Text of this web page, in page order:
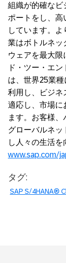
組織が的確なビ
ポートをし、高
しています。
業はボトルネッ
ウェアを最大限
ド・ツー・エ
は、世界25業
利用し、ビジネ
適応し、市場に
ます。お客様
グローバルネッ
し人々の生活
www.sap.com/
タグ:
SAP S/4HANA®